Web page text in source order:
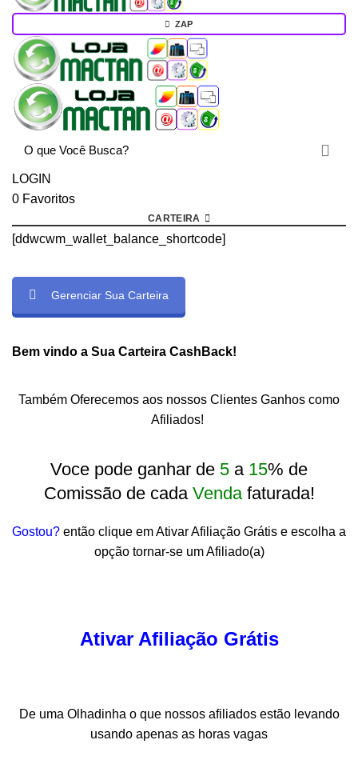
ZAP
LOGIN
0 Favoritos
CARTEIRA
[ddwcwm_wallet_balance_shortcode]
Gerenciar Sua Carteira
Bem vindo a Sua Carteira CashBack!
Também Oferecemos aos nossos Clientes Ganhos como
Afiliados!
Voce pode ganhar de 5 a 15% de
Comissão de cada Vendafaturada!
Gostou? então clique em Ativar Afiliação Grátis e escolha a
opção tornar-se um Afiliado(a)
Ativar Afiliação Grátis
De uma Olhadinha o que nossos afiliados estão levando
usando apenas as horas vagas